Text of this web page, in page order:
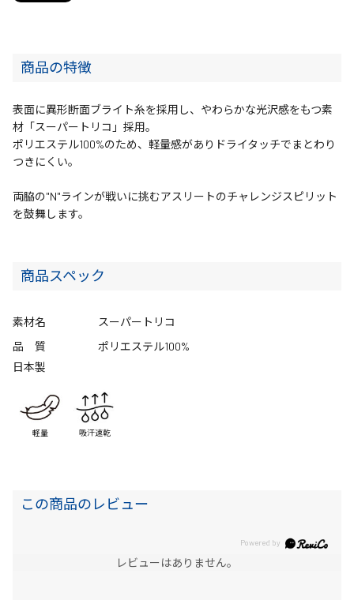
商品の特徴
表面に異形断面ブライト糸を採用し、やわらかな光沢感をもつ素
材「スーパートリコ」採用。
ポリエステル100%のため、軽量感がありドライタッチでまとわり
つきにくい。
両脇の"N"ラインが戦いに挑むアスリートのチャレンジスピリット
を鼓舞します。
商品スペック
素材名
スーパートリコ
品 質
ポリエステル100%
日本製
軽量 吸汗速乾
この商品のレビュー
レビューはありません。